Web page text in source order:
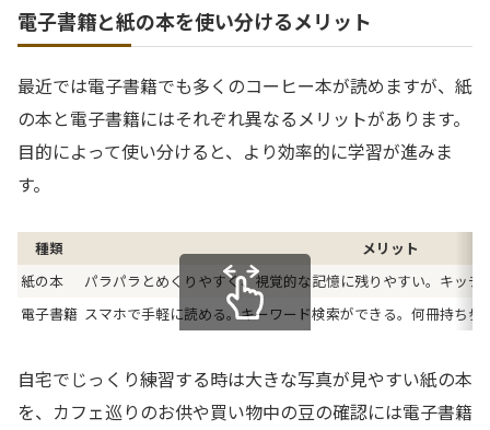
電子書籍と紙の本を使い分けるメリット
最近では電子書籍でも多くのコーヒー本が読めますが、紙
の本と電子書籍にはそれぞれ異なるメリットがあります。
目的によって使い分けると、より効率的に学習が進みま
す。
種類
メリット
紙の本
パラパラとめくりやすく、視覚的な記憶に残りやすい。キッ
電子書籍 スマホで手軽に読める。キーワード検索ができる。何冊持ち歩
スクロールできます
自宅でじっくり練習する時は大きな写真が見やすい紙の本
を、カフェ巡りのお供や買い物中の豆の確認には電子書籍